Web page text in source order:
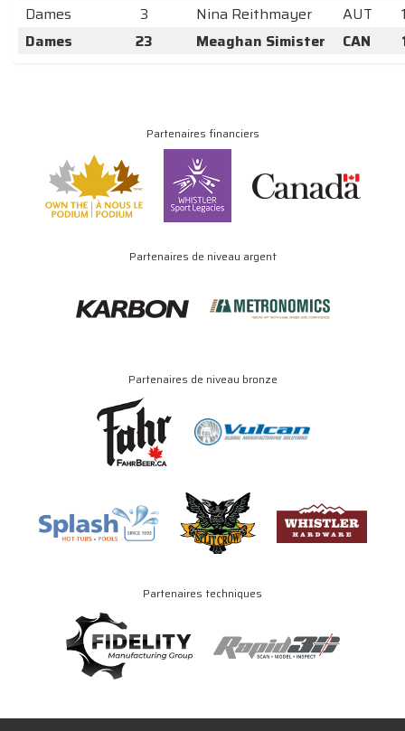
Dames
3 Nina Reithmayer AUT
Dames
23 Meaghan Simister CAN
Partenaires financiers
Partenaires de niveau argent
Partenaires de niveau bronze
Partenaires techniques